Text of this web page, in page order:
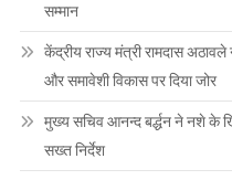
सम्मान
केंद्रीय राज्य मंत्री रामदास
और समावेशी विकास पर दिया जोर
मुख्य सचिव आनन्द बर्द्धन ने नशे के
सख्त निर्देश